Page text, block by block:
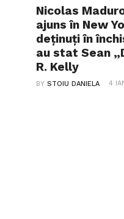
Nicolas
ajuns în New
deținuți în
au stat Sean
R. Kelly
BYSTOIU DANIELA 4